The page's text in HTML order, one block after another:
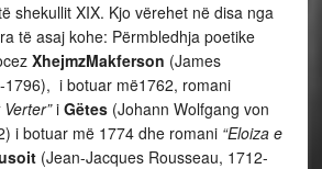
shekullit XIX. Kjo vërehet në disa nga
të asaj kohe: Përmbledhja poetike
XhejmzMakferson (James
1796), i botuar më1762, romani
i Gëtes(Johann Wolfgang von
i botuar më 1774 dhe romani “Eloiza e
(Jean-Jacques Rousseau, 1712-